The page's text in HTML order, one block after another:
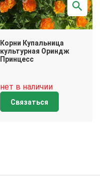
Корни Купальница
культурная Ориндж
Принцесс
нет в наличии
Связаться